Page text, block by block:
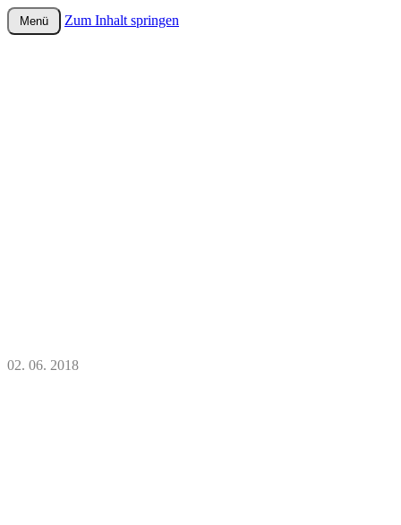
wurster-cartoon-blog.de
Menü Zum Inhalt springen
02. 06. 2018